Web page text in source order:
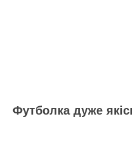
Футболка дуже